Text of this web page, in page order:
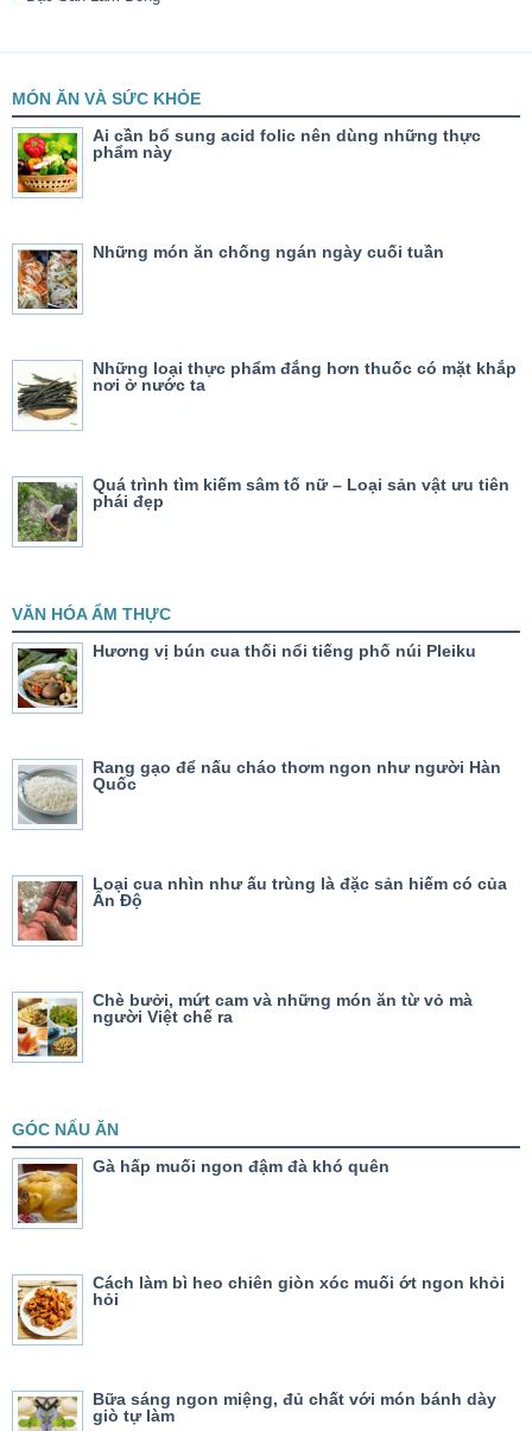
MÓN ĂN VÀ SỨC KHỎE
Ai cần bổ sung acid folic nên dùng những thực
phẩm này
Những món ăn chống ngán ngày cuối tuần
Những loại thực phẩm đắng hơn thuốc có mặt khắp
nơi ở nước ta
Quá trình tìm kiếm sâm tố nữ – Loại sản vật ưu tiên
phái đẹp
VĂN HÓA ẨM THỰC
Hương vị bún cua thối nổi tiếng phố núi Pleiku
Rang gạo để nấu cháo thơm ngon như người Hàn
Quốc
Loại cua nhìn như ấu trùng là đặc sản hiếm có của
Ấn Độ
Chè bưởi, mứt cam và những món ăn từ vỏ mà
người Việt chế ra
GÓC NẤU ĂN
Gà hấp muối ngon đậm đà khó quên
Cách làm bì heo chiên giòn xóc muối ớt ngon khỏi
hỏi
Bữa sáng ngon miệng, đủ chất với món bánh dày
giò tự làm